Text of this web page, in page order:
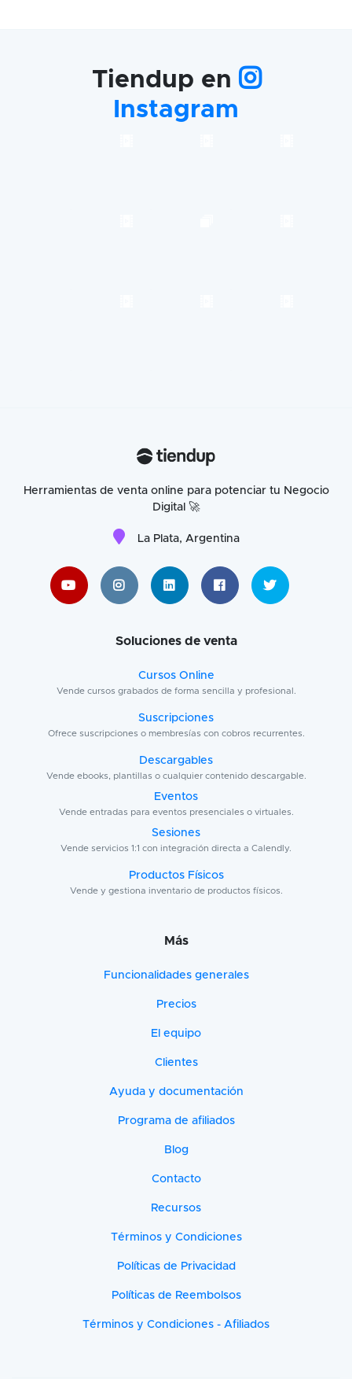
Tiendup en
Instagram
Herramientas de venta online para potenciar tu Negocio
Digital 🚀
La Plata, Argentina
Soluciones de venta
Cursos Online
Vende cursos grabados de forma sencilla y profesional.
Suscripciones
Ofrece suscripciones o membresías con cobros recurrentes.
Descargables
Vende ebooks, plantillas o cualquier contenido descargable.
Eventos
Vende entradas para eventos presenciales o virtuales.
Sesiones
Vende servicios 1:1 con integración directa a Calendly.
Productos Físicos
Vende y gestiona inventario de productos físicos.
Más
Funcionalidades generales
Precios
El equipo
Clientes
Ayuda y documentación
Programa de afiliados
Blog
Contacto
Recursos
Términos y Condiciones
Políticas de Privacidad
Políticas de Reembolsos
Términos y Condiciones - Afiliados